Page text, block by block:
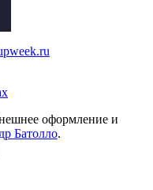
оформление и
Батолло.